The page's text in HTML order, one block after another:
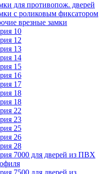
для противопож. дверей
с роликовым фиксатором
врезные замки
10
12
13
14
15
16
17
18
18
22
23
25
26
28
7000 для дверей из ПВХ
7500 для дверей из